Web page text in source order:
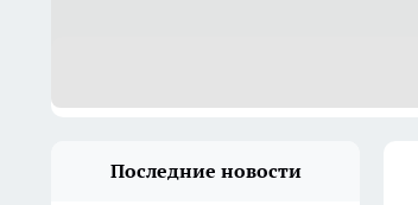
Последние новости